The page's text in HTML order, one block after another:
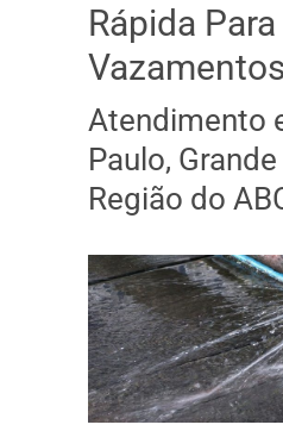
Rápida Para
Atendimento
Paulo, Grande
Região do